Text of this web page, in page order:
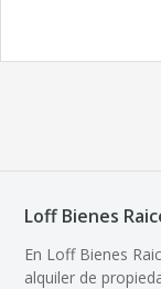
Loff Bienes
En Loff Bienes
alquiler de